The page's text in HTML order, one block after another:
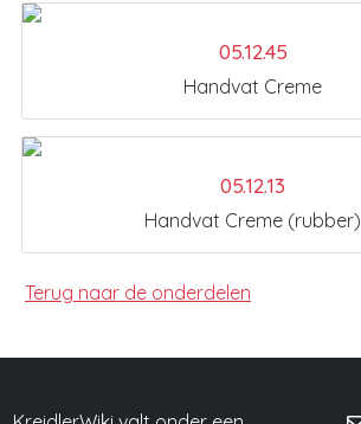
05.12.45
Handvat Creme
05.12.13
Handvat Creme (rubber)
Terug naar de onderdelen